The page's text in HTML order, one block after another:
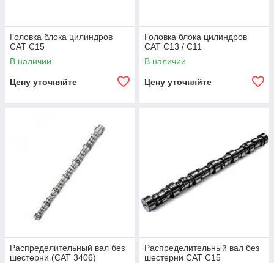
Головка блока цилиндров
CAT C15
В наличии
Цену уточняйте
Головка блока цилиндров
CAT C13 / C11
В наличии
Цену уточняйте
Распределительный вал без
шестерни (CAT 3406)
Распределительный вал без
шестерни CAT C15